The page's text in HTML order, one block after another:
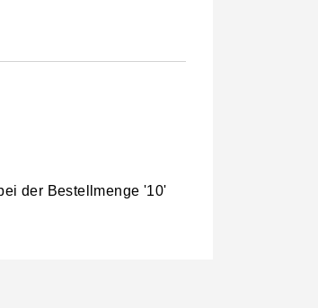
der Bestellmenge '10'